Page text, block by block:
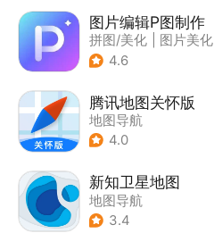
图片编辑P图制作
拼图/美化
图片美化
4.6
腾讯地图关怀版
地图导航
4.0
新知卫星地图
地图导航
3.4